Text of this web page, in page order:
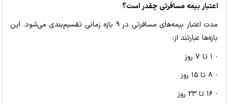
اعتبار بیمه مسافرتی چقدر است؟
مدت اعتبار بیمه‌های مسافرتی در ۹ بازه زمانی تقسیم‌بندی می‌شود. این
بازه‌ها عبارتند از:
· ۱ تا ۷ روز
· ۸ تا ۱۵ روز
· ۱۶ تا ۲۳ روز